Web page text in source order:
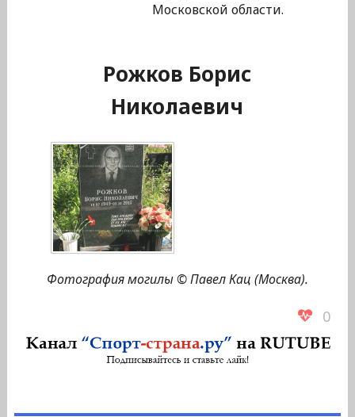
Московской области.
Рожков Борис
Николаевич
Фотография могилы © Павел Кац (Москва).
0